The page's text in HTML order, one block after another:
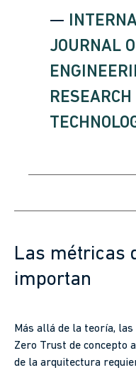
—
JOURNAL
RESEARCH
Las métricas
importan
Más allá de la teoría,
Zero Trust de concepto
de la arquitectura